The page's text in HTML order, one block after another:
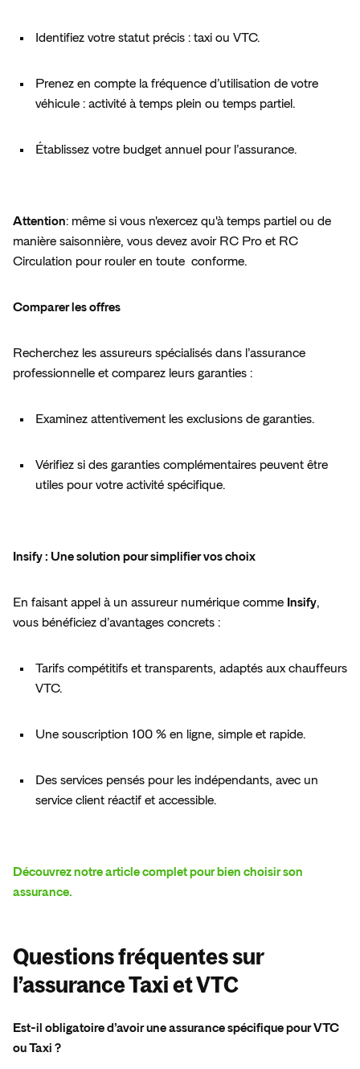
Identifiez votre statut précis : taxi ou VTC.
Prenez en compte la fréquence d’utilisation de votre
véhicule : activité à temps plein ou temps partiel.
Établissez votre budget annuel pour l’assurance.
Attention: même si vous n'exercez qu'à temps partiel ou de
manière saisonnière, vous devez avoir RC Pro et RC
Circulation pour rouler en toute  conforme.
Comparer les offres
Recherchez les assureurs spécialisés dans l’assurance
professionnelle et comparez leurs garanties :
Examinez attentivement les exclusions de garanties.
Vérifiez si des garanties complémentaires peuvent être
utiles pour votre activité spécifique.
Insify : Une solution pour simplifier vos choix
En faisant appel à un assureur numérique comme Insify,
vous bénéficiez d’avantages concrets :
Tarifs compétitifs et transparents, adaptés aux chauffeurs
VTC.
Une souscription 100 % en ligne, simple et rapide.
Des services pensés pour les indépendants, avec un
service client réactif et accessible.
Découvrez notre article complet pour bien choisir son
assurance.
Questions fréquentes sur
l’assurance Taxi et VTC
Est-il obligatoire d’avoir une assurance spécifique pour VTC
ou Taxi ?